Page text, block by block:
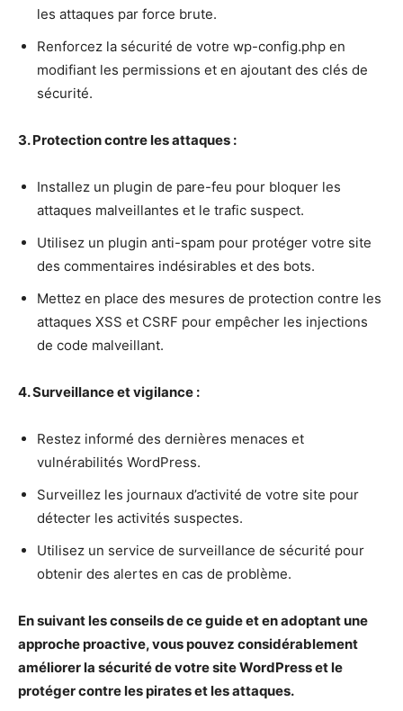
les attaques par force brute.
Renforcez la sécurité de votre wp-config.php en
modifiant les permissions et en ajoutant des clés de
sécurité.
3. Protection contre les attaques :
Installez un plugin de pare-feu pour bloquer les
attaques malveillantes et le trafic suspect.
Utilisez un plugin anti-spam pour protéger votre site
des commentaires indésirables et des bots.
Mettez en place des mesures de protection contre les
attaques XSS et CSRF pour empêcher les injections
de code malveillant.
4. Surveillance et vigilance :
Restez informé des dernières menaces et
vulnérabilités WordPress.
Surveillez les journaux d’activité de votre site pour
détecter les activités suspectes.
Utilisez un service de surveillance de sécurité pour
obtenir des alertes en cas de problème.
En suivant les conseils de ce guide et en adoptant une
approche proactive, vous pouvez considérablement
améliorer la sécurité de votre site WordPress et le
protéger contre les pirates et les attaques.